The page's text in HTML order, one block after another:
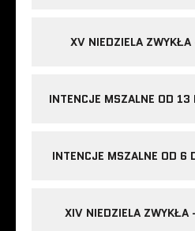
XV NIEDZIELA
INTENCJE MSZALNE OD
INTENCJE MSZALNE OD
XIV NIEDZIELA